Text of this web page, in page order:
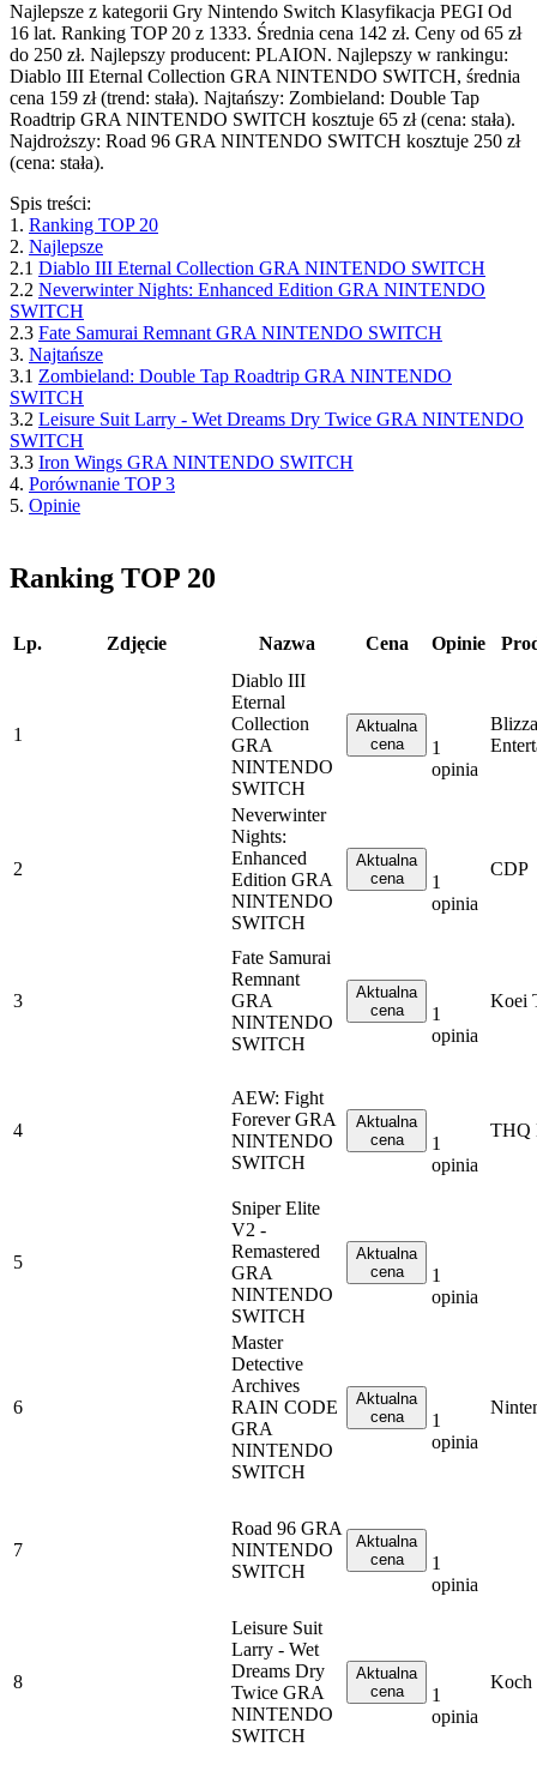
Najlepsze z kategorii Gry Nintendo Switch Klasyfikacja PEGI Od
16 lat. Ranking TOP 20 z 1333. Średnia cena 142 zł. Ceny od 65 zł
do 250 zł. Najlepszy producent: PLAION. Najlepszy w rankingu:
Diablo III Eternal Collection GRA NINTENDO SWITCH, średnia
cena 159 zł (trend: stała). Najtańszy: Zombieland: Double Tap
Roadtrip GRA NINTENDO SWITCH kosztuje 65 zł (cena: stała).
Najdroższy: Road 96 GRA NINTENDO SWITCH kosztuje 250 zł
(cena: stała).
Spis treści:
1. Ranking TOP 20
2. Najlepsze
2.1 Diablo III Eternal Collection GRA NINTENDO SWITCH
2.2 Neverwinter Nights: Enhanced Edition GRA NINTENDO
SWITCH
2.3 Fate Samurai Remnant GRA NINTENDO SWITCH
3. Najtańsze
3.1 Zombieland: Double Tap Roadtrip GRA NINTENDO
SWITCH
3.2 Leisure Suit Larry - Wet Dreams Dry Twice GRA NINTENDO
SWITCH
3.3 Iron Wings GRA NINTENDO SWITCH
4. Porównanie TOP 3
5. Opinie
Ranking TOP 20
Lp. Zdjęcie Nazwa Cena Opinie
1
Diablo III
Eternal
Collection
GRA
NINTENDO
SWITCH
Aktualna
cena
1
opinia
2
Neverwinter
Nights:
Enhanced
Edition GRA
NINTENDO
SWITCH
Aktualna
cena
1
opinia
CDP
3
Fate Samurai
Remnant
GRA
NINTENDO
SWITCH
Aktualna
cena
1
opinia
Koei
4
AEW: Fight
Forever GRA
NINTENDO
SWITCH
Aktualna
cena
1
opinia
THQ
5
Sniper Elite
V2 -
Remastered
GRA
NINTENDO
SWITCH
Aktualna
cena
1
opinia
6
Master
Detective
Archives
RAIN CODE
GRA
NINTENDO
SWITCH
Aktualna
cena
1
opinia
7
Road 96 GRA
NINTENDO
SWITCH
Aktualna
cena
1
opinia
8
Leisure Suit
Larry - Wet
Dreams Dry
Twice GRA
NINTENDO
SWITCH
Aktualna
cena
1
opinia
Koch